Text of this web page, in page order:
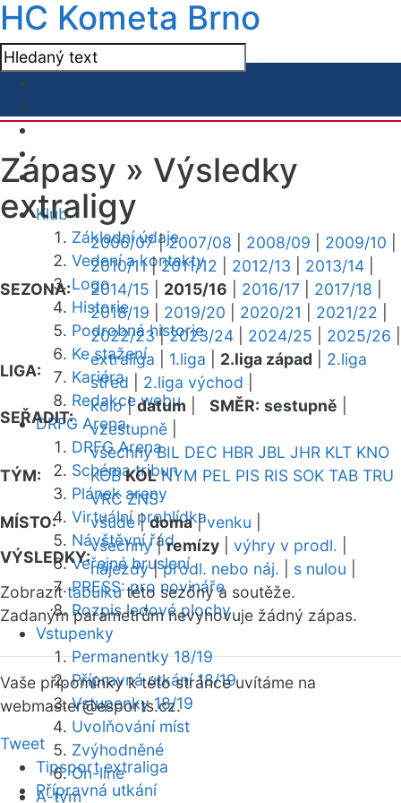
HC Kometa Brno
Klub
Základní údaje
Vedení a kontakty
Logo
Historie
Podrobná historie
Ke stažení
Kariéra
Redakce webu
DRFG Arena
DRFG Arena
Schéma tribun
Plánek areny
Virtuální prohlídka
Návštěvní řád
Veřejné bruslení
PRESS: pro novináře
Rozpis ledové plochy
Vstupenky
Permanentky 18/19
Přípravná utkání 18/19
Vstupenky 18/19
Uvolňování míst
Zvýhodněné
On-line
A-tým
Zápasy » Výsledky
extraligy
SEZONA:
2006/07|2007/08 2008/09 2009/10
2010/11|2011/12 2012/13 2013/14
2014/15
2015/16 2016/17 2017/18
2018/19
2019/20 2020/21 2021/22
2022/23|2023/24 2024/25 2025/26
LIGA:
extraliga 1.liga 2.liga západ
2.liga
střed
2.liga východ
SEŘADIT:
kolo|datum SMĚR: sestupně
vzestupně
TÝM:
všechny BIL DEC HBR JBL JHR KLT KNO
KOB KOL NYM PEL PIS RIS SOK TAB TRU
VRC ZNS
MÍSTO:
všude|doma|venku
VÝSLEDKY:
všechny|remízy výhry v prodl.
nájezdy|prodl. nebo náj. s nulou
Zobrazittabulkutéto sezóny a soutěže.
Zadaným parametrům nevyhovuje žádný zápas.
Vaše připomínky k této stránce uvítáme na
webmaster@esports.cz.
Tweet
Tipsport extraliga
Přípravná utkání